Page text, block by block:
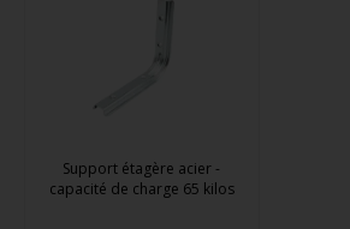
Support étagère acier -
capacité de charge 65 kilos